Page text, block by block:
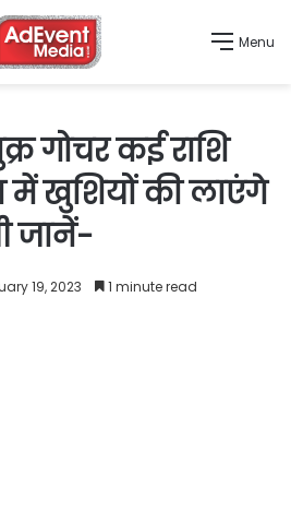
Menu
गोचर कई राशि
में खुशियों की लाएंगे
जानें-
19, 2023 1 minute read